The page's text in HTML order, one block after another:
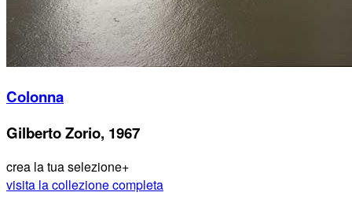
Colonna
Gilberto Zorio, 1967
crea la tua selezione+
visita la collezione completa